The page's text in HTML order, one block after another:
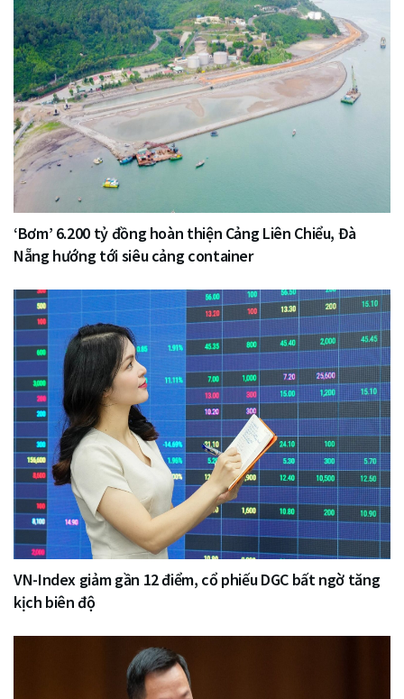
‘Bơm’ 6.200 tỷ đồng hoàn thiện Cảng Liên Chiểu, Đà
Nẵng hướng tới siêu cảng container
VN-Index giảm gần 12 điểm, cổ phiếu DGC bất ngờ tăng
kịch biên độ